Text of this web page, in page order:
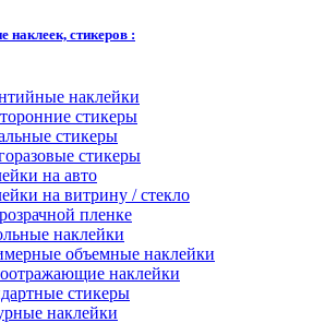
наклеек, стикеров :
наклейки
стикеры
стикеры
стикеры
на авто
на витрину / стекло
пленке
наклейки
объемные наклейки
наклейки
стикеры
наклейки